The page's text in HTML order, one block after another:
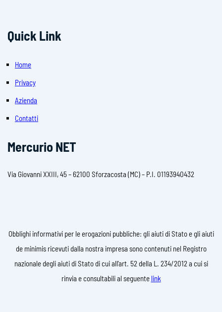
Quick Link
Home
Privacy
Azienda
Contatti
Mercurio NET
Via Giovanni XXIII, 45 – 62100 Sforzacosta (MC) – P.I. 01193940432
Obblighi informativi per le erogazioni pubbliche: gli aiuti di Stato e gli aiuti
de minimis ricevuti dalla nostra impresa sono contenuti nel Registro
nazionale degli aiuti di Stato di cui all’art. 52 della L. 234/2012 a cui si
rinvia e consultabili al seguente link